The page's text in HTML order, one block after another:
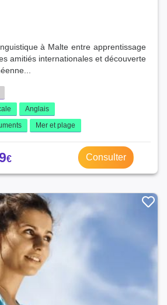
à Malte entre apprentissage
amitiés internationales et découverte
Anglais
Mer et plage
Consulter